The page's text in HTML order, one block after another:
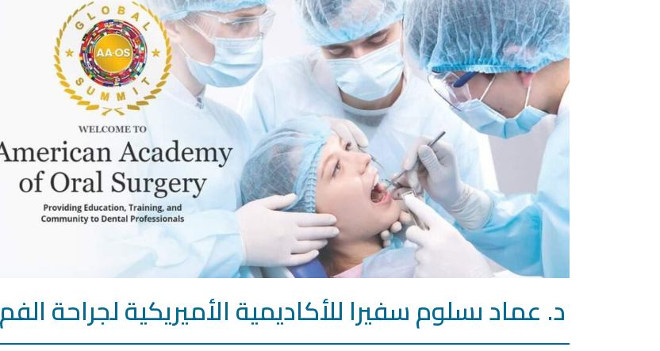
د. عماد ىسلوم سفيرا للأكاديمية الأميريكية لجراحة الفم